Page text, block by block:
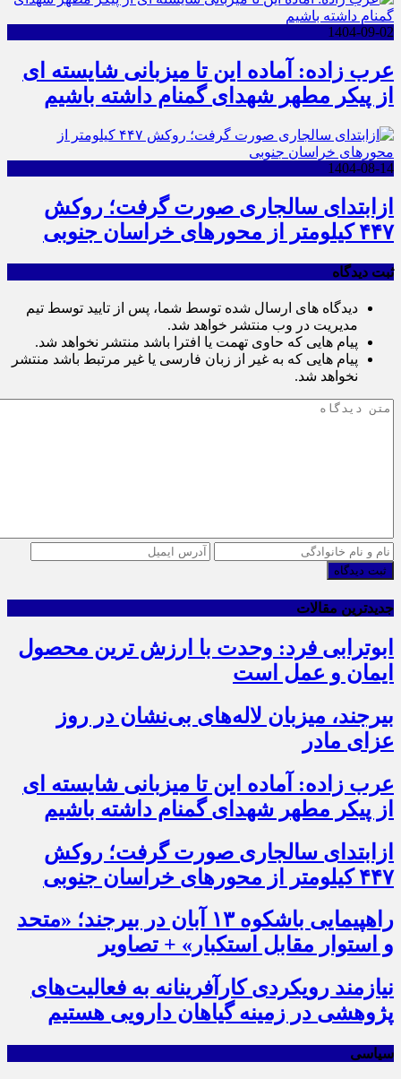
1404-09-02
عرب زاده: آماده این تا میزبانی شایسته ای
از پیکر مطهر شهدای گمنام داشته باشیم
1404-08-14
ازابتدای سالجاری صورت گرفت؛ روکش
۴۴۷ کیلومتر از محورهای خراسان جنوبی
ثبت دیدگاه
دیدگاه های ارسال شده توسط شما، پس از تایید توسط تیم
مدیریت در وب منتشر خواهد شد.
پیام هایی که حاوی تهمت یا افترا باشد منتشر نخواهد شد.
پیام هایی که به غیر از زبان فارسی یا غیر مرتبط باشد منتشر
نخواهد شد.
ثبت دیدگاه
جدیدترین مقالات
ابوترابی فرد: وحدت با ارزش ترین محصول
ایمان و عمل است
بیرجند، میزبان لاله‌های بی‌نشان در روز
عزای مادر
عرب زاده: آماده این تا میزبانی شایسته ای
از پیکر مطهر شهدای گمنام داشته باشیم
ازابتدای سالجاری صورت گرفت؛ روکش
۴۴۷ کیلومتر از محورهای خراسان جنوبی
راهپیمایی باشکوه ۱۳ آبان در بیرجند؛ «متحد
و استوار مقابل استکبار» + تصاویر
نیازمند رویکردی کارآفرینانه به فعالیت‌های
پژوهشی در زمینه گیاهان دارویی هستیم
سیاسی